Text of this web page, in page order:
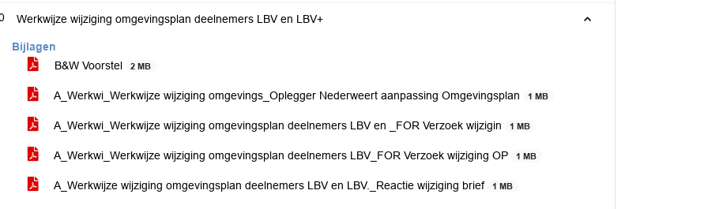
Werkwijze wijziging omgevingsplan deelnemers LBV en LBV+
Bijlagen
B&W Voorstel
2 MB
A_Werkwi_Werkwijze wijziging omgevings_Oplegger Nederweert aanpassing Omgevingsplan 1 MB
A_Werkwi_Werkwijze wijziging omgevingsplan deelnemers LBV en _FOR Verzoek wijzigin 1 MB
A_Werkwi_Werkwijze wijziging omgevingsplan deelnemers LBV_FOR Verzoek wijziging OP 1 MB
A_Werkwijze wijziging omgevingsplan deelnemers LBV en LBV._Reactie wijziging brief 1 MB